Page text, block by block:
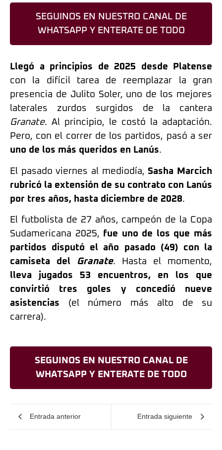
SEGUINOS EN NUESTRO CANAL DE
WHATSAPP Y ENTERATE DE TODO
Llegó a principios de 2025 desde Platense
con la difícil tarea de reemplazar la gran
presencia de Julito Soler, uno de los mejores
laterales zurdos surgidos de la cantera
Granate. Al principio, le costó la adaptación.
Pero, con el correr de los partidos, pasó a ser
uno de los más queridos en Lanús.
El pasado viernes al mediodía, Sasha Marcich
rubricó la extensión de su contrato con Lanús
por tres años, hasta diciembre de 2028.
El futbolista de 27 años, campeón de la Copa
Sudamericana 2025,
fue uno de los que más
partidos disputó el año pasado (49) con la
camiseta del
Granate. Hasta el momento,
lleva jugados 53 encuentros, en los que
convirtió tres goles y concedió nueve
asistencias (el número más alto de su
carrera).
SEGUINOS EN NUESTRO CANAL DE
WHATSAPP Y ENTERATE DE TODO
Entrada anterior Entrada siguiente